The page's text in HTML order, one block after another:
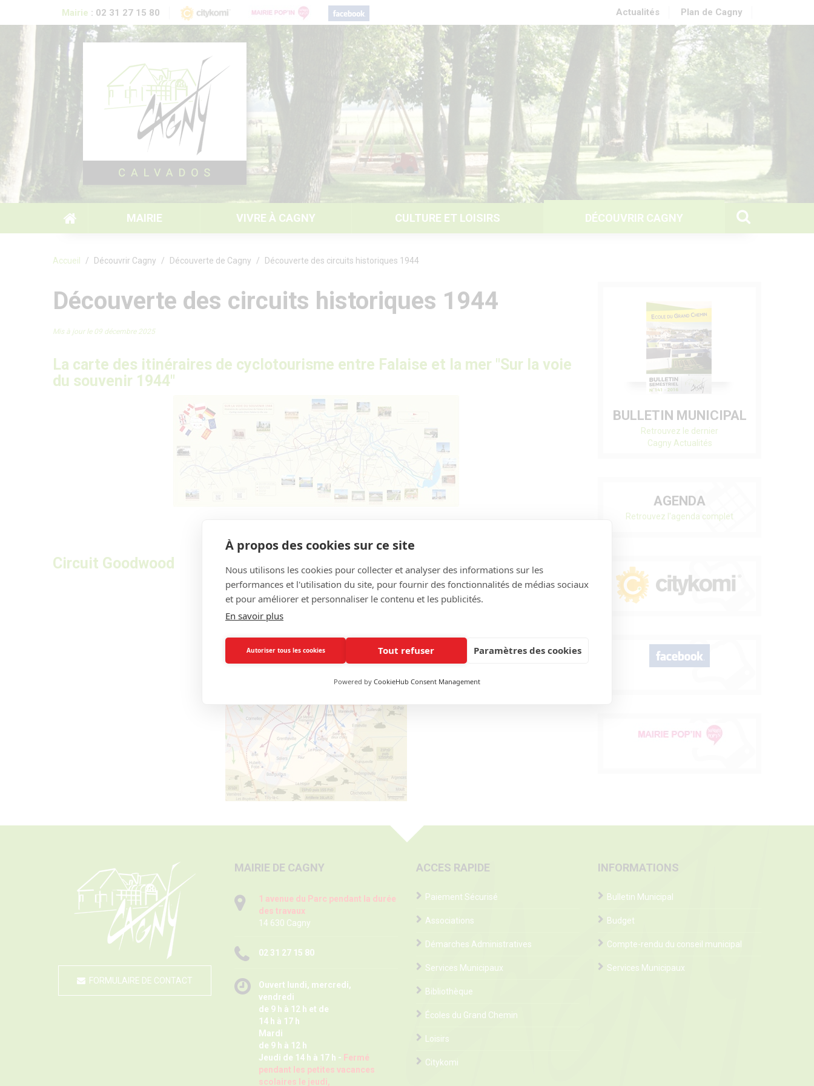
Mairie : 02 31 27 15 80 Actualités Plan de Cagny
MAIRIE VIVRE À CAGNY CULTURE ET LOISIRS DÉCOUVRIR CAGNY
Formulaire de recherche
Accueil Découvrir Cagny Découverte de Cagny Découverte des circuits historiques 1944
Découverte des circuits historiques 1944
Mis à jour le 09 décembre 2025
La carte des itinéraires de cyclotourisme entre Falaise et la mer "Sur la voie
du souvenir 1944"
Circuit Goodwood
BULLETIN MUNICIPAL
Retrouvez le dernier
Cagny Actualités
AGENDA
Retrouvez l'agenda complet
FORMULAIRE DE CONTACT
MAIRIE DE CAGNY
1 avenue du Parc pendant la durée
des travaux
14 630 Cagny
02 31 27 15 80
Ouvert lundi, mercredi,
vendredi
de 9 h à 12 h et de
14 h à 17 h
Mardi
de 9 h à 12 h
Jeudi de 14 h à 17 h - Fermé
pendant les petites vacances
scolaires le jeudi,
ACCES RAPIDE
Paiement Sécurisé
Associations
Démarches Administratives
Services Municipaux
Bibliothèque
Écoles du Grand Chemin
Loisirs
Citykomi
INFORMATIONS
Bulletin Municipal
Budget
Compte-rendu du conseil municipal
Services Municipaux
À propos des cookies sur ce site
Nous utilisons les cookies pour collecter et analyser des informations sur les
performances et l'utilisation du site, pour fournir des fonctionnalités de médias sociaux
et pour améliorer et personnaliser le contenu et les publicités.
En savoir plus
Autoriser tous les cookies Tout refuser Paramètres des cookies
Powered by CookieHub Consent Management